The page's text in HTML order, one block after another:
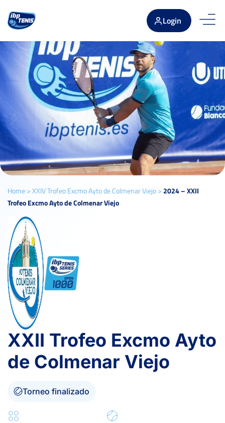
Login
Home>XXIV Trofeo Excmo Ayto de Colmenar Viejo>2024 – XXII
Trofeo Excmo Ayto de Colmenar Viejo
Torneo finalizado
XXII Trofeo Excmo Ayto
de Colmenar Viejo